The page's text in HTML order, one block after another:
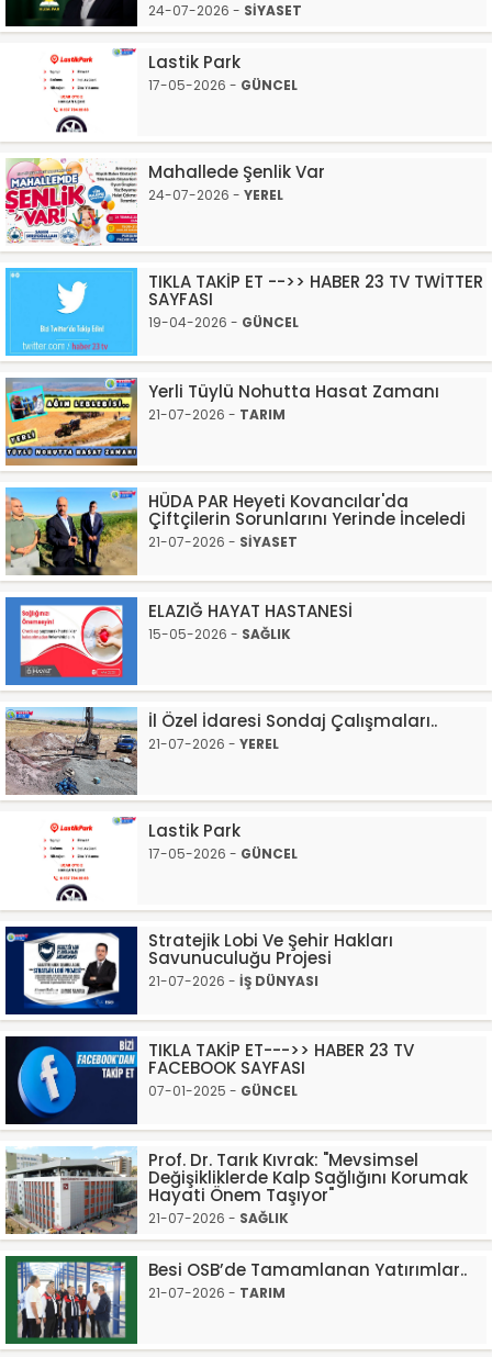
24-07-2026 - SİYASET
Lastik Park
17-05-2026 - GÜNCEL
Mahallede Şenlik Var
24-07-2026 - YEREL
TIKLA TAKİP ET -->> HABER 23 TV TWİTTER
SAYFASI
19-04-2026 - GÜNCEL
Yerli Tüylü Nohutta Hasat Zamanı
21-07-2026 - TARIM
HÜDA PAR Heyeti Kovancılar'da
Çiftçilerin Sorunlarını Yerinde İnceledi
21-07-2026 - SİYASET
ELAZIĞ HAYAT HASTANESİ
15-05-2026 - SAĞLIK
İl Özel İdaresi Sondaj Çalışmaları..
21-07-2026 - YEREL
Lastik Park
17-05-2026 - GÜNCEL
Stratejik Lobi Ve Şehir Hakları
Savunuculuğu Projesi
21-07-2026 - İŞ DÜNYASI
TIKLA TAKİP ET--->> HABER 23 TV
FACEBOOK SAYFASI
07-01-2025 - GÜNCEL
Prof. Dr. Tarık Kıvrak: "Mevsimsel
Değişikliklerde Kalp Sağlığını Korumak
Hayati Önem Taşıyor"
21-07-2026 - SAĞLIK
Besi OSB’de Tamamlanan Yatırımlar..
21-07-2026 - TARIM